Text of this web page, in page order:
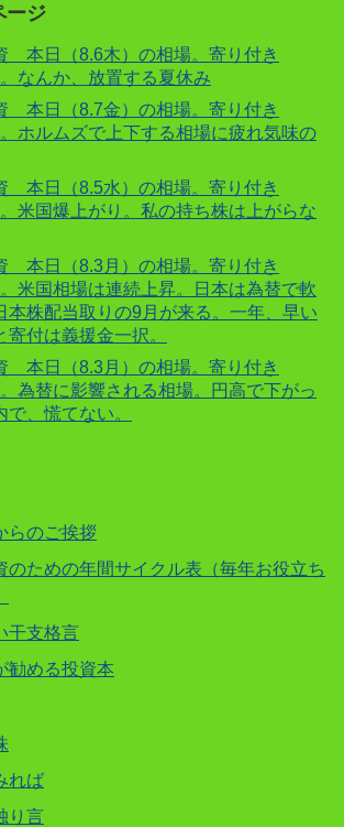
ージ
本日（8.6木）の相場。寄り付き
なんか、放置する夏休み
本日（8.7金）の相場。寄り付き
ホルムズで上下する相場に疲れ気味の
本日（8.5水）の相場。寄り付き
米国爆上がり。私の持ち株は上がらな
本日（8.3月）の相場。寄り付き
米国相場は連続上昇。日本は為替で軟
本株配当取りの9月が来る。一年、早い
付は義援金一択。
本日（8.3月）の相場。寄り付き
為替に影響される相場。円高で下がっ
、慌てない。
らのご挨拶
のための年間サイクル表（毎年お役立ち
干支格言
勧める投資本
れば
り言